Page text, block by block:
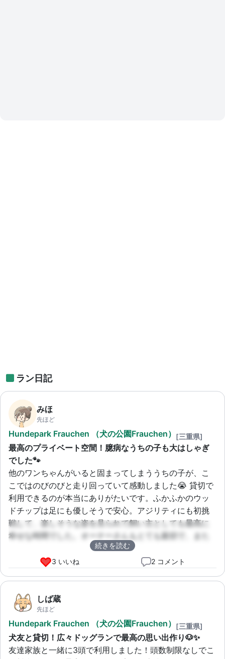
ラン日記
みほ
先ほど
Hundepark Frauchen （犬の公園Frauchen） [三重県]
最高のプライベート空間！臆病なうちの子も大はしゃぎ
でした🐾
他のワンちゃんがいると固まってしまううちの子が、こ
こではのびのびと走り回っていて感動しました😭 貸切で
利用できるのが本当にありがたいです。ふかふかのウッ
ドチップは足にも優しそうで安心。アジリティにも初挑
戦して、楽しそうな姿を見られて飼い主としても最高に
幸せな時間でした。オーナーさんもとても親切で、また
絶対に利用したいです！続きを読む
3 いいね
2 コメント
しば蔵
先ほど
Hundepark Frauchen （犬の公園Frauchen） [三重県]
犬友と貸切！広々ドッグランで最高の思い出作り🐶✨
友達家族と一緒に3頭で利用しました！頭数制限なしでこ